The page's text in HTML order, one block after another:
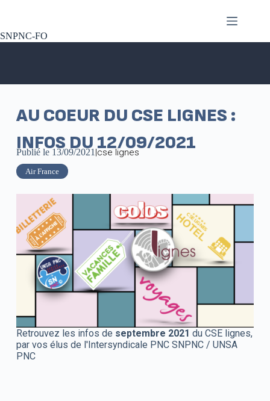
SNPNC-FO
AU COEUR DU CSE LIGNES :
INFOS DU 12/09/2021
Publié le 13/09/2021 |cse lignes
Air France
Retrouvez les infos de septembre 2021 du CSE lignes,
par vos élus de l'Intersyndicale PNC SNPNC / UNSA
PNC